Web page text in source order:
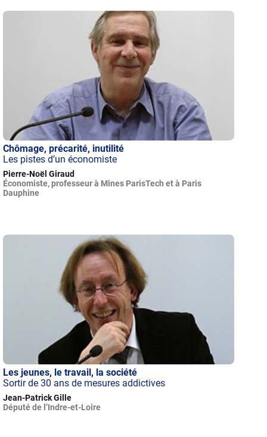
Chômage, précarité, inutilité
Les pistes d’un économiste
Pierre-Noël Giraud
Économiste, professeur à Mines ParisTech et à Paris
Dauphine
Les jeunes, le travail, la société
Sortir de 30 ans de mesures addictives
Jean-Patrick Gille
Député de l’Indre-et-Loire